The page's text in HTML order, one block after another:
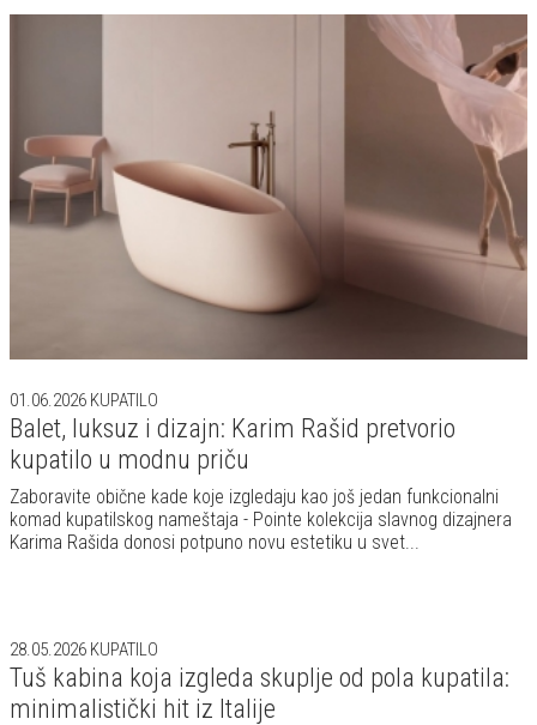
01.06.2026 KUPATILO
Balet, luksuz i dizajn: Karim Rašid pretvorio
kupatilo u modnu priču
Zaboravite obične kade koje izgledaju kao još jedan funkcionalni
komad kupatilskog nameštaja - Pointe kolekcija slavnog dizajnera
Karima Rašida donosi potpuno novu estetiku u svet...
28.05.2026 KUPATILO
Tuš kabina koja izgleda skuplje od pola kupatila:
minimalistički hit iz Italije